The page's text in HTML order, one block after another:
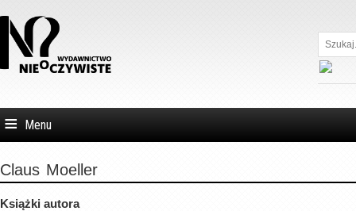
Szukaj...
Menu
Claus Moeller
Książki autora